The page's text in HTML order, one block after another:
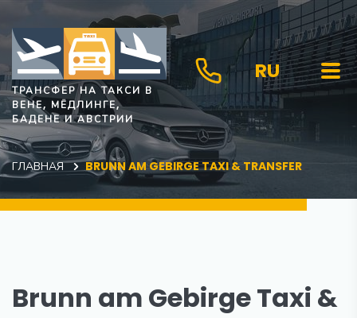
ТРАНСФЕР НА ТАКСИ В
ВЕНЕ, МЁДЛИНГЕ,
БАДЕНЕ И АВСТРИИ
RU
ГЛАВНАЯ BRUNN AM GEBIRGE TAXI & TRANSFER
Brunn am Gebirge Taxi &